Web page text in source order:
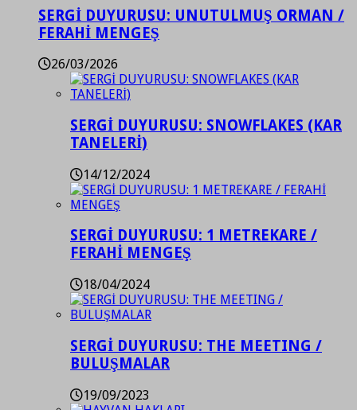
SERGİ DUYURUSU: UNUTULMUŞ ORMAN /
FERAHİ MENGEŞ
26/03/2026
SERGİ DUYURUSU: SNOWFLAKES (KAR
TANELERİ)
14/12/2024
SERGİ DUYURUSU: 1 METREKARE /
FERAHİ MENGEŞ
18/04/2024
SERGİ DUYURUSU: THE MEETING /
BULUŞMALAR
19/09/2023